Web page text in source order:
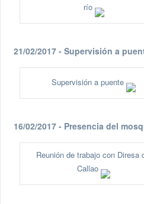
río
21/02/2017 - Supervisión a
Supervisión a puente
16/02/2017 - Presencia del
Reunión de trabajo con Diresa
Callao